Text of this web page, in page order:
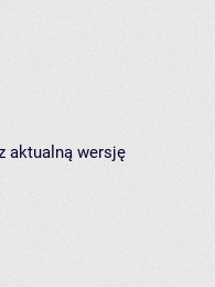
aktualną wersję